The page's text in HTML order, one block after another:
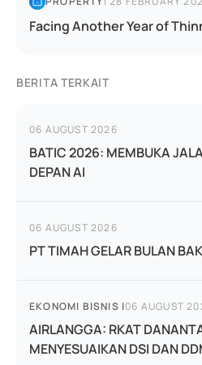
Facing Another Year of
BERITA TERKAIT
06 AUGUST 2026
BATIC 2026: MEMBUKA
DEPAN AI
06 AUGUST 2026
PT TIMAH GELAR BULAN
EKONOMI BISNIS |06 AUGUST
AIRLANGGA: RKAT
MENYESUAIKAN DSI DAN